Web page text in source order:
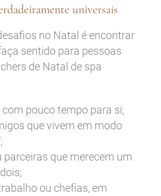
universais
no Natal é encontrar
sentido para pessoas
de Natal de spa
com pouco tempo para si;
que vivem em modo
parceiras que merecem um
ou chefias, em